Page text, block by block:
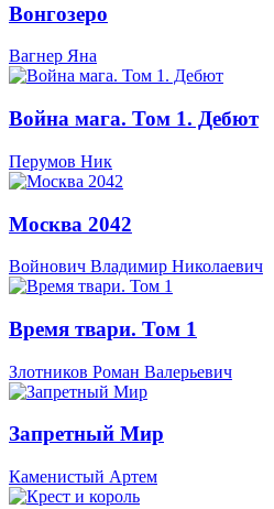
Вонгозеро
Вагнер Яна
Война мага. Том 1. Дебют
Перумов Ник
Москва 2042
Войнович Владимир Николаевич
Время твари. Том 1
Злотников Роман Валерьевич
Запретный Мир
Каменистый Артем